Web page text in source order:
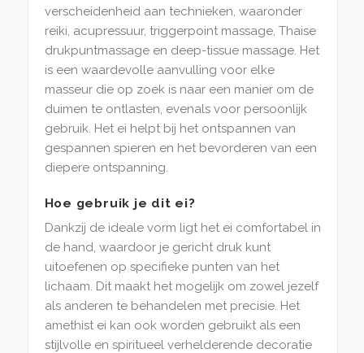
verscheidenheid aan technieken, waaronder
reiki, acupressuur, triggerpoint massage, Thaise
drukpuntmassage en deep-tissue massage. Het
is een waardevolle aanvulling voor elke
masseur die op zoek is naar een manier om de
duimen te ontlasten, evenals voor persoonlijk
gebruik. Het ei helpt bij het ontspannen van
gespannen spieren en het bevorderen van een
diepere ontspanning.
Hoe gebruik je dit ei?
Dankzij de ideale vorm ligt het ei comfortabel in
de hand, waardoor je gericht druk kunt
uitoefenen op specifieke punten van het
lichaam. Dit maakt het mogelijk om zowel jezelf
als anderen te behandelen met precisie. Het
amethist ei kan ook worden gebruikt als een
stijlvolle en spiritueel verhelderende decoratie